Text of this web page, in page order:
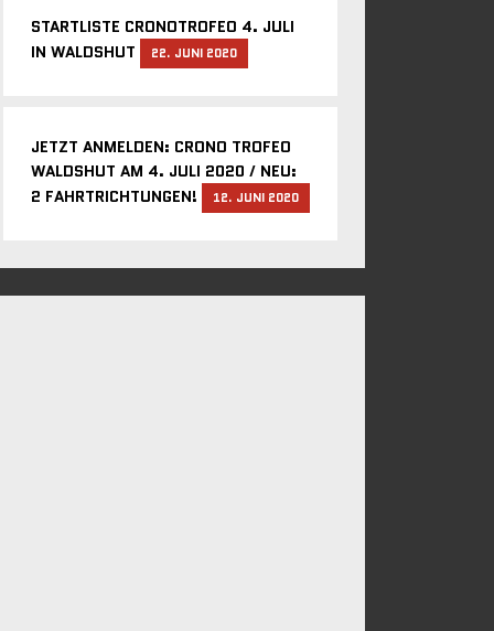
STARTLISTE CRONOTROFEO 4. JULI
IN WALDSHUT
22. JUNI 2020
JETZT ANMELDEN: CRONO TROFEO
WALDSHUT AM 4. JULI 2020 / NEU:
2 FAHRTRICHTUNGEN!
12. JUNI 2020